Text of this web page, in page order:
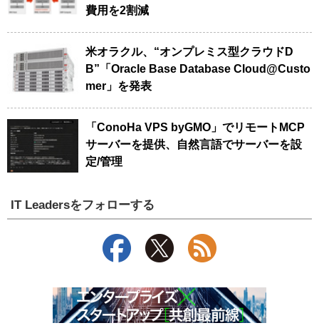
費用を2割減
米オラクル、“オンプレミス型クラウドD
B”「Oracle Base Database Cloud@Custo
mer」を発表
「ConoHa VPS byGMO」でリモートMCP
サーバーを提供、自然言語でサーバーを設
定/管理
IT Leadersをフォローする